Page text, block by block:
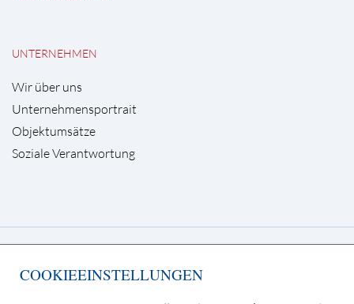
UNTERNEHMEN
Wir über uns
Unternehmensportrait
Objektumsätze
Soziale Verantwortung
Kurfürstendamm 65, 10707 Berlin
COOKIEEINSTELLUNGEN